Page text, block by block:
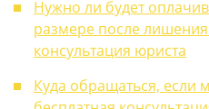
Нужно ли будет
размере после
консультация юриста
Куда обращаться,